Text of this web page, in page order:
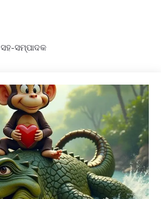
ସହ-ସମ୍ପାଦକ